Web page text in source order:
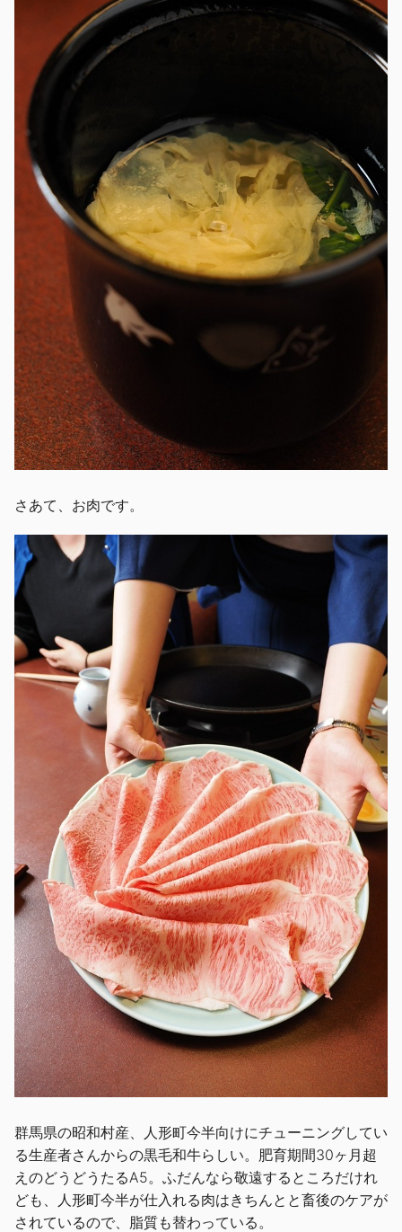
さあて、お肉です。
群馬県の昭和村産、人形町今半向けにチューニングしてい
る生産者さんからの黒毛和牛らしい。肥育期間30ヶ月超
えのどうどうたるA5。ふだんなら敬遠するところだけれ
ども、人形町今半が仕入れる肉はきちんとと畜後のケアが
されているので、脂質も替わっている。